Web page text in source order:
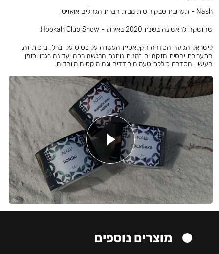
Nash - תערובת טבק רוסית מבית חברת הגחלים אואזיס,
שהושקה לראשונה בשנת 2020 באירוע - Hookah Club Show.
לישראל הגיעה הסדרה הקלאסית העשויה על בסיס עלי ברלי. בזכות זה,
התערובת יחסית חזקה ובו זמנית נותנת הרגשה רכה ועדינה בגרון בזמן
העישון. הסדרה כוללת טעמים בודדים וגם מיקסים מיוחדים.
מוצרים נוספים